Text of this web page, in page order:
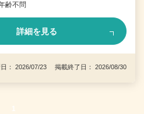
齢不問
詳細を見る
： 2026/07/23 掲載終了日： 2026/08/30
1